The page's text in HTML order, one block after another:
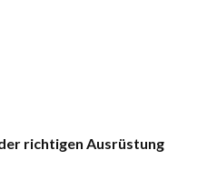
richtigen Ausrüstung